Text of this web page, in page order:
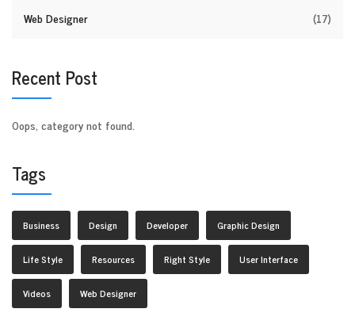
Web Designer (17)
Recent Post
Oops, category not found.
Tags
Business Design Developer Graphic Design
Life Style Resources Right Style User Interface
Videos Web Designer